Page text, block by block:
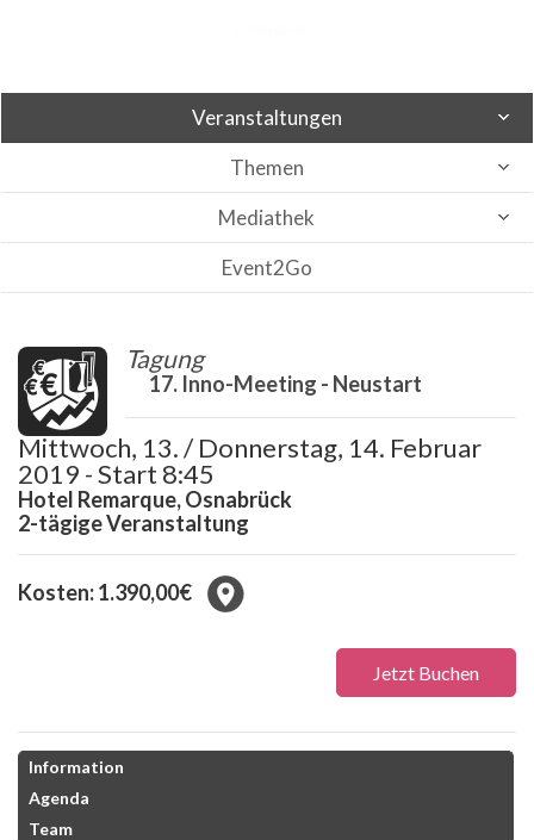
Veranstaltungen
Themen
Mediathek
Event2Go
Tagung
17. Inno-Meeting - Neustart
Mittwoch, 13. / Donnerstag, 14. Februar
2019 - Start 8:45
Hotel Remarque, Osnabrück
2-tägige Veranstaltung
Kosten: 1.390,00€
Jetzt Buchen
Information
Agenda
Team